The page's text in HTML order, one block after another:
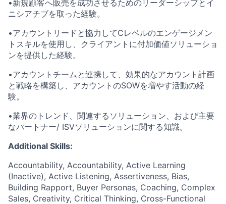
•新規顧客へ販売を成功させるためのリーダーシップとイ
ニシアチブを取った経験。
•アカウントリードと協力してCレベルのエンゲージメン
トスキルを使用し、クライアントに付加価値ソリューショ
ンを提供した経験。
•アカウントチームと連携して、効果的なアカウント計画
と戦略を構築し、アカウントのSOWを増やす活動の経
験。
•業界のトレンド、関連するソリューション、および主要
なパートナー/ ISVソリューションに関する知識。
Additional Skills:
Accountability, Accountability, Active Learning
(Inactive), Active Listening, Assertiveness, Bias,
Building Rapport, Buyer Personas, Coaching, Complex
Sales, Creativity, Critical Thinking, Cross-Functional